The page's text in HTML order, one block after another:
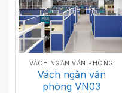
VÁCH NGĂN VĂN PHÒNG
Vách ngăn văn
phòng VN03